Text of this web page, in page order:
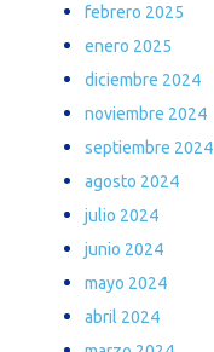
febrero 2025
enero 2025
diciembre 2024
noviembre 2024
septiembre 2024
agosto 2024
julio 2024
junio 2024
mayo 2024
abril 2024